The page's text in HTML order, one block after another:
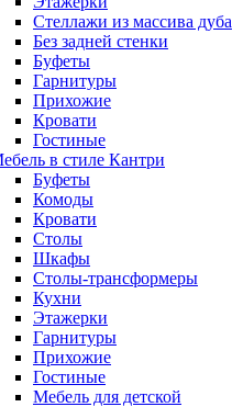
Стеллажи из массива дуба
Без задней стенки
Буфеты
Гарнитуры
Прихожие
Кровати
Гостиные
в стиле Кантри
Буфеты
Комоды
Кровати
Столы
Шкафы
Столы-трансформеры
Кухни
Этажерки
Гарнитуры
Прихожие
Гостиные
Мебель для детской